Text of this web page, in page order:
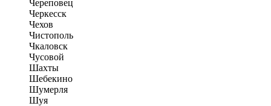
Череповец
Черкесск
Чехов
Чистополь
Чкаловск
Чусовой
Шахты
Шебекино
Шумерля
Шуя